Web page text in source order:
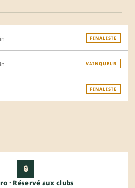
FINALISTE
VAINQUEUR
FINALISTE
🔒
· Réservé aux clubs